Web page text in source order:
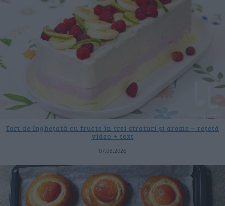
Tort de înghețată cu fructe în trei straturi și arome – rețetă
video + text
07.08.2026